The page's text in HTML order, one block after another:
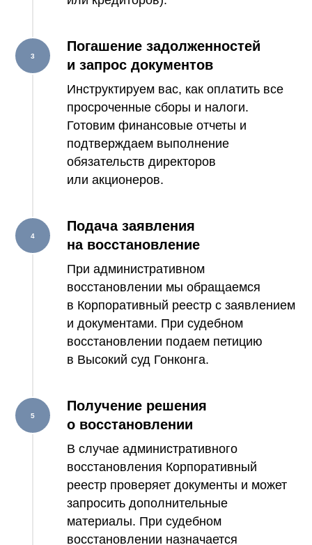
Погашение задолженностей
и запрос документов
Инструктируем вас, как оплатить все
просроченные сборы и налоги.
Готовим финансовые отчеты и
подтверждаем выполнение
обязательств директоров
или акционеров.
Подача заявления
на восстановление
При административном
восстановлении мы обращаемся
в Корпоративный реестр с заявлением
и документами. При судебном
восстановлении подаем петицию
в Высокий суд Гонконга.
Получение решения
о восстановлении
В случае административного
восстановления Корпоративный
реестр проверяет документы и может
запросить дополнительные
материалы. При судебном
восстановлении назначается